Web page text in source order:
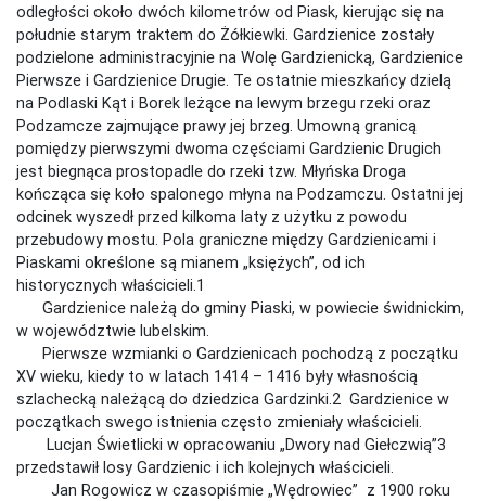
odległości około dwóch kilometrów od Piask, kierując się na
południe starym traktem do Żółkiewki. Gardzienice zostały
podzielone administracyjnie na Wolę Gardzienicką, Gardzienice
Pierwsze i Gardzienice Drugie. Te ostatnie mieszkańcy dzielą
na Podlaski Kąt i Borek leżące na lewym brzegu rzeki oraz
Podzamcze zajmujące prawy jej brzeg. Umowną granicą
pomiędzy pierwszymi dwoma częściami Gardzienic Drugich
jest biegnąca prostopadle do rzeki tzw. Młyńska Droga
kończąca się koło spalonego młyna na Podzamczu. Ostatni jej
odcinek wyszedł przed kilkoma laty z użytku z powodu
przebudowy mostu. Pola graniczne między Gardzienicami i
Piaskami określone są mianem „księżych”, od ich
historycznych właścicieli.1
Gardzienice należą do gminy Piaski, w powiecie świdnickim,
w województwie lubelskim.
Pierwsze wzmianki o Gardzienicach pochodzą z początku
XV wieku, kiedy to w latach 1414 – 1416 były własnością
szlachecką należącą do dziedzica Gardzinki.2 Gardzienice w
początkach swego istnienia często zmieniały właścicieli.
Lucjan Świetlicki w opracowaniu „Dwory nad Giełczwią”3
przedstawił losy Gardzienic i ich kolejnych właścicieli.
Jan Rogowicz w czasopiśmie „Wędrowiec” z 1900 roku